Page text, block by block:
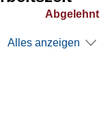
Abgelehnt
Alles anzeigen